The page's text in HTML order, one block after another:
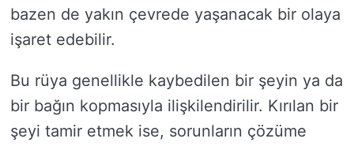
bazen de yakın çevrede yaşanacak bir olaya
işaret edebilir.
Bu rüya genellikle kaybedilen bir şeyin ya da
bir bağın kopmasıyla ilişkilendirilir. Kırılan bir
şeyi tamir etmek ise, sorunların çözüme